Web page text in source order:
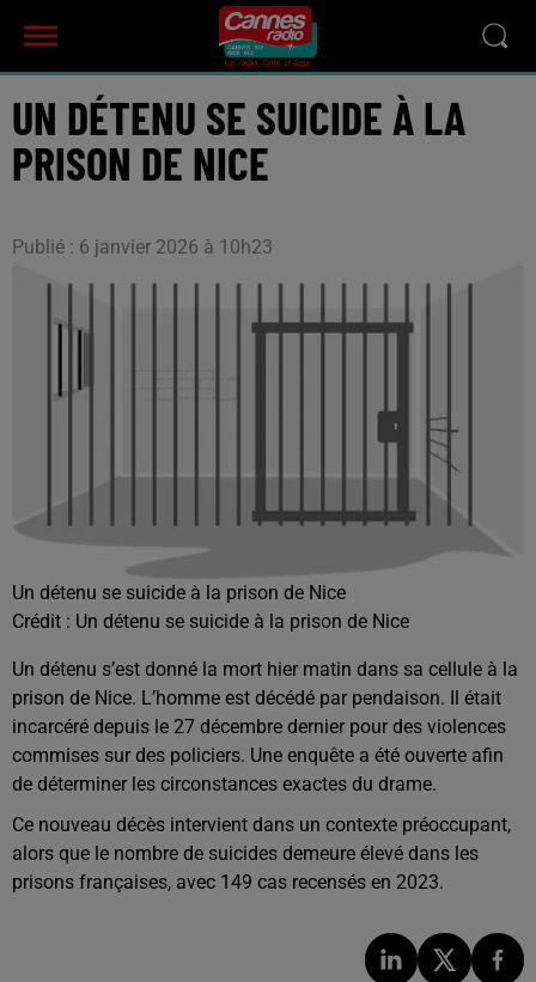
UN DÉTENU SE SUICIDE À LA
PRISON DE NICE
Publié : 6 janvier 2026 à 10h23
Un détenu se suicide à la prison de Nice
Crédit : Un détenu se suicide à la prison de Nice
Un détenu s’est donné la mort hier matin dans sa cellule à la
prison de Nice. L’homme est décédé par pendaison. Il était
incarcéré depuis le 27 décembre dernier pour des violences
commises sur des policiers. Une enquête a été ouverte afin
de déterminer les circonstances exactes du drame.
Ce nouveau décès intervient dans un contexte préoccupant,
alors que le nombre de suicides demeure élevé dans les
prisons françaises, avec 149 cas recensés en 2023.